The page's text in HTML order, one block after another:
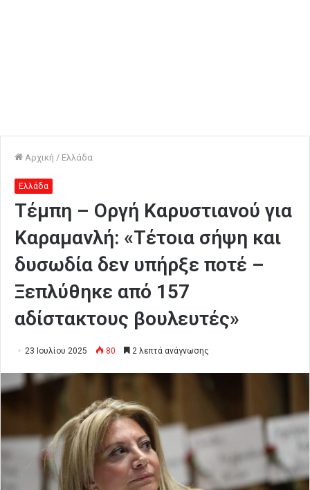
Αρχική / Ελλάδα
Ελλάδα
Τέμπη – Οργή Καρυστιανού για
Καραμανλή: «Τέτοια σήψη και
δυσωδία δεν υπήρξε ποτέ –
Ξεπλύθηκε από 157
αδίστακτους βουλευτές»
23 Ιουλίου 2025 80 2 λεπτά ανάγνωσης